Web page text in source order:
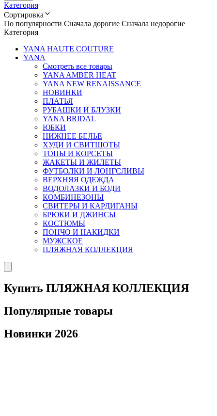
Категория
Сортировка
По популярности Сначала дорогие Сначала недорогие
Категория
YANA HAUTE COUTURE
YANA
Смотреть все товары
YANA AMBER HEAT
YANA NEW RENAISSANCE
НОВИНКИ
ПЛАТЬЯ
РУБАШКИ И БЛУЗКИ
YANA BRIDAL
ЮБКИ
НИЖНЕЕ БЕЛЬЕ
ХУДИ И СВИТШОТЫ
ТОПЫ И КОРСЕТЫ
ЖАКЕТЫ И ЖИЛЕТЫ
ФУТБОЛКИ И ЛОНГСЛИВЫ
ВЕРХНЯЯ ОДЕЖДА
ВОДОЛАЗКИ И БОДИ
КОМБИНЕЗОНЫ
СВИТЕРЫ И КАРДИГАНЫ
БРЮКИ И ДЖИНСЫ
КОСТЮМЫ
ПОНЧО И НАКИДКИ
МУЖСКОЕ
ПЛЯЖНАЯ КОЛЛЕКЦИЯ
Купить ПЛЯЖНАЯ КОЛЛЕКЦИЯ
Популярные товары
Новинки 2026